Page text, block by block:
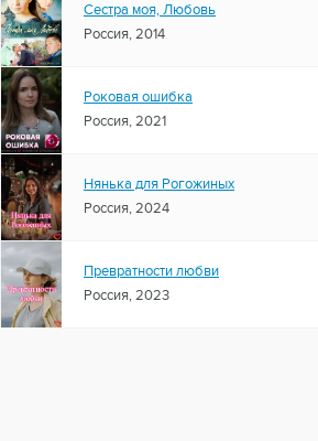
Сестра моя, Любовь
Россия, 2014
Роковая ошибка
Россия, 2021
Нянька для Рогожиных
Россия, 2024
Превратности любви
Россия, 2023